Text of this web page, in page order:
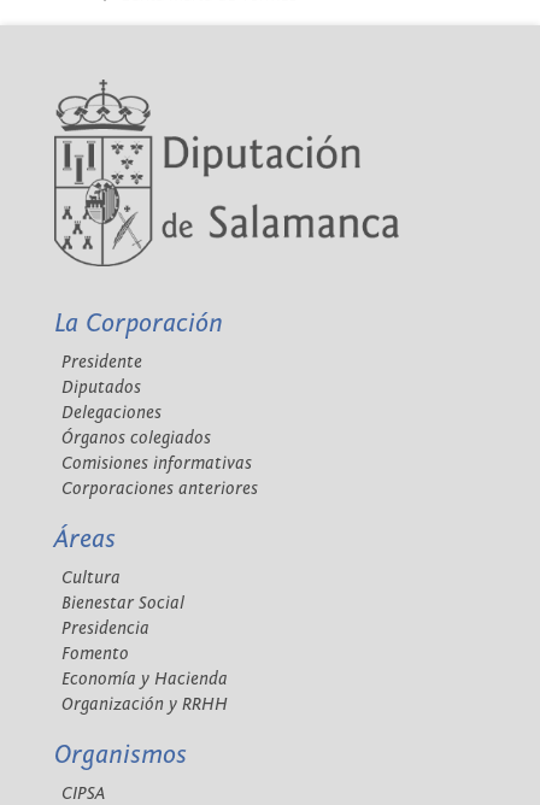
La Corporación
Presidente
Diputados
Delegaciones
Órganos colegiados
Comisiones informativas
Corporaciones anteriores
Áreas
Cultura
Bienestar Social
Presidencia
Fomento
Economía y Hacienda
Organización y RRHH
Organismos
CIPSA